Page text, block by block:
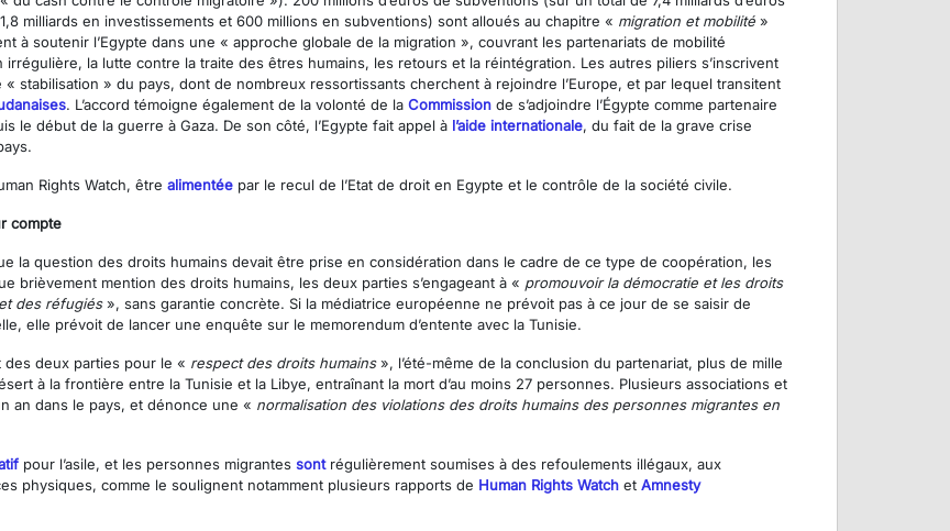
milliards en investissements et 600 millions en subventions) sont alloués au chapitre « migration et mobilité »
à soutenir l’Egypte dans une « approche globale de la migration », couvrant les partenariats de mobilité
la lutte contre la traite des êtres humains, les retours et la réintégration. Les autres piliers s’inscrivent
« stabilisation » du pays, dont de nombreux ressortissants cherchent à rejoindre l’Europe, et par lequel transitent
. L’accord témoigne également de la volonté de la Commission de s’adjoindre l’Égypte comme partenaire
le début de la guerre à Gaza. De son côté, l’Egypte fait appel à l’aide internationale, du fait de la grave crise
Rights Watch, être alimentée par le recul de l’Etat de droit en Egypte et le contrôle de la société civile.
compte
la question des droits humains devait être prise en considération dans le cadre de ce type de coopération, les
brièvement mention des droits humains, les deux parties s’engageant à « promouvoir la démocratie et les droits
des réfugiés», sans garantie concrète. Si la médiatrice européenne ne prévoit pas à ce jour de se saisir de
elle prévoit de lancer une enquête sur le memorendum d’entente avec la Tunisie.
des deux parties pour le « respect des droits humains», l’été-même de la conclusion du partenariat, plus de mille
à la frontière entre la Tunisie et la Libye, entraînant la mort d’au moins 27 personnes. Plusieurs associations et
an dans le pays, et dénonce une « normalisation des violations des droits humains des personnes migrantes en
pour l’asile, et les personnes migrantes sontrégulièrement soumises à des refoulements illégaux, aux
physiques, comme le soulignent notamment plusieurs rapports de Human Rights Watch et Amnesty